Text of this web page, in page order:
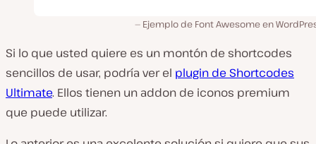
Ejemplo de Font Awesome en
Si lo que usted quiere es un montón de shortcodes
sencillos de usar, podría ver el plugin de Shortcodes
Ultimate. Ellos tienen un addon de iconos premium
que puede utilizar.